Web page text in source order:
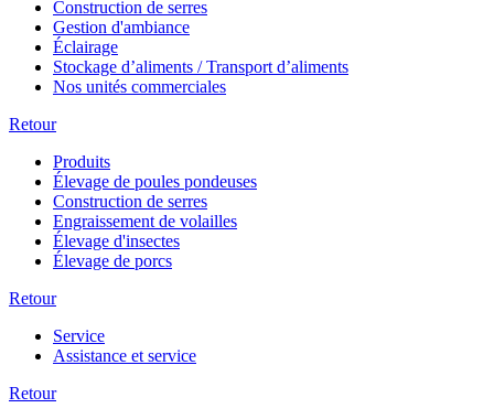
Construction de serres
Gestion d'ambiance
Éclairage
Stockage d’aliments / Transport d’aliments
Nos unités commerciales
Retour
Produits
Élevage de poules pondeuses
Construction de serres
Engraissement de volailles
Élevage d'insectes
Élevage de porcs
Retour
Service
Assistance et service
Retour